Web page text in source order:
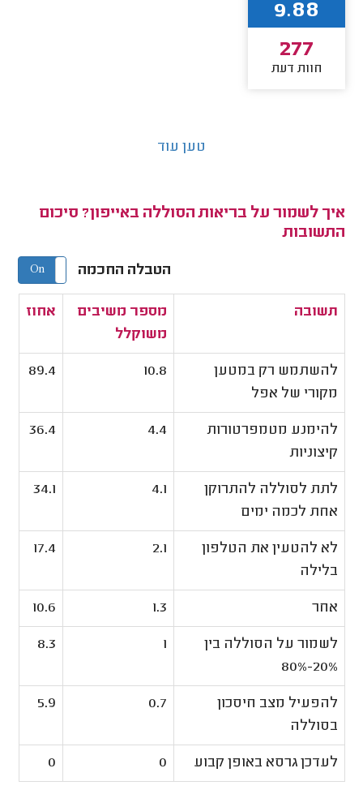
9.88
277
חוות דעת
טען עוד
איך לשמור על בריאות הסוללה באייפון? סיכום
התשובות
הטבלה החכמה On Off
תשובה
מספר משיבים
משוקלל
אחוז
להשתמש רק במטען
מקורי של אפל
10.8
89.4
להימנע מטמפרטורות
קיצוניות
4.4
36.4
לתת לסוללה להתרוקן
אחת לכמה ימים
4.1
34.1
לא להטעין את הטלפון
בלילה
2.1
17.4
אחר 1.3
10.6
לשמור על הסוללה בין
20%-80%
1
8.3
להפעיל מצב חיסכון
בסוללה
0.7
5.9
לעדכן גרסא באופן קבוע 0
0